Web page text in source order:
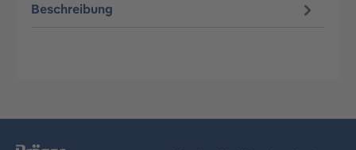
Beschreibung